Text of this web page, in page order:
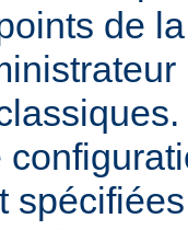
de